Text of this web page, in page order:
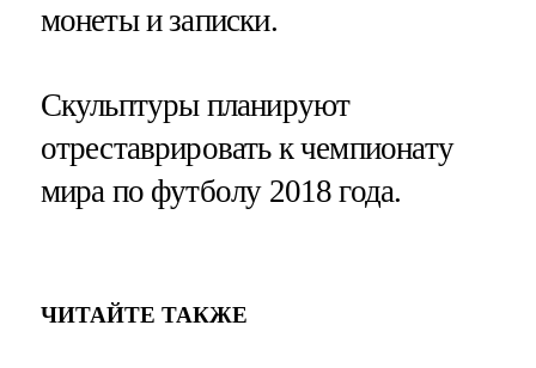
монеты и записки.
Скульптуры планируют
отреставрировать к чемпионату
мира по футболу 2018 года.
ЧИТАЙТЕ ТАКЖЕ